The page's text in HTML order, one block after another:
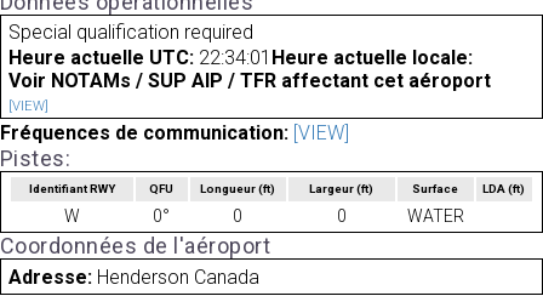
Special qualification required
Heure actuelle UTC: 22:34:01 Heure actuelle locale:
Voir NOTAMs / SUP AIP / TFR affectant cet aéroport
[VIEW]
Fréquences de communication: [VIEW]
Pistes:
Identifiant RWY QFU Longueur(ft) Largeur(ft) Surface LDA(ft)
W 0° 0 0 WATER
Coordonnées de l'aéroport
Adresse: Henderson Canada